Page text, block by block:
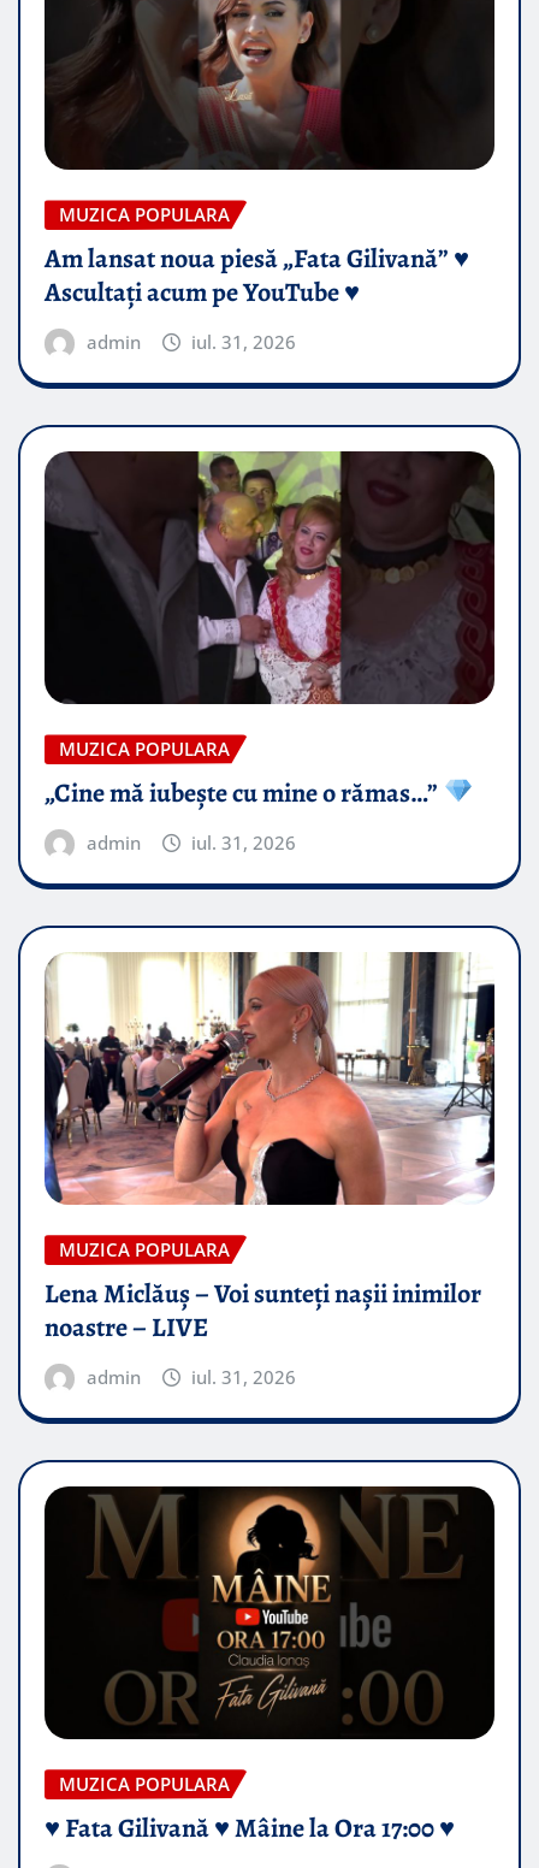
MUZICA POPULARA
Am lansat noua piesă „Fata Gilivană” ♥️
Ascultați acum pe YouTube ♥️
admin iul. 31, 2026
MUZICA POPULARA
„Cine mă iubește cu mine o rămas…”
admin iul. 31, 2026
MUZICA POPULARA
Lena Miclăuș – Voi sunteți nașii inimilor
noastre – LIVE
admin iul. 31, 2026
MUZICA POPULARA
♥️ Fata Gilivană ♥️ Mâine la Ora 17:00 ♥️